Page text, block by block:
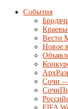
События
Вести
Новое
Сочи —
FIFA